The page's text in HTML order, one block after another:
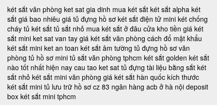
két sắt văn phòng ket sat gia dinh mua két sắt két sắt alpha két
sắt giá bao nhiêu giá tủ đựng hồ sơ két sắt điện tử mini két chống
cháy tủ két sắt tủ sắt nhỏ mua két sắt ở đâu cửa kho tiền giá két
sắt mini ket sat van tay giá két sắt văn phòng cách đổ mật khẩu
két sắt mini ket an toan két sắt âm tường tủ đựng hồ sơ văn
phòng tủ hồ sơ mini tủ sắt văn phòng tphcm két sắt golden két sắt
nào tốt nhất hiện nay cau tao ket sat tủ đựng tài liệu bằng sắt két
sắt nhỏ két sắt mini văn phòng giá két sắt hàn quốc kích thước
két sắt mini tủ lưu trữ hồ sơ cz 83 ngân hàng acb ở hà nội deposit
box két sắt mini tphcm